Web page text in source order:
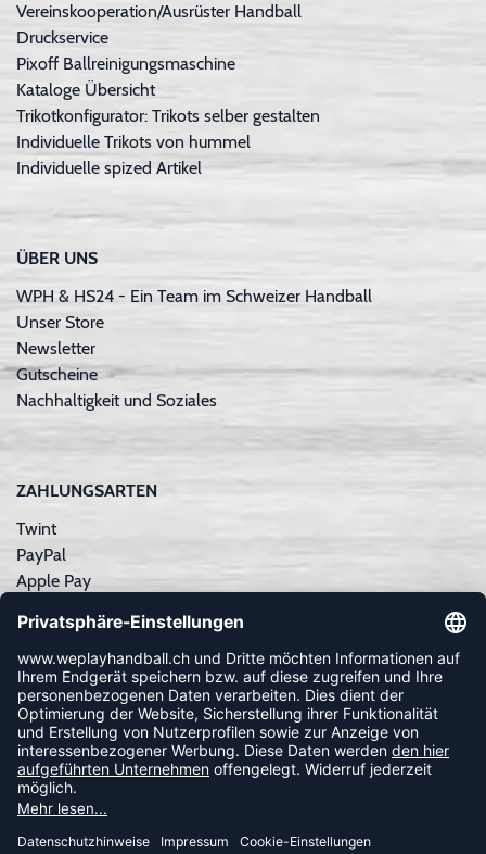
Vereinskooperation/Ausrüster Handball
Druckservice
Pixoff Ballreinigungsmaschine
Kataloge Übersicht
Trikotkonfigurator: Trikots selber gestalten
Individuelle Trikots von hummel
Individuelle spized Artikel
ÜBER UNS
WPH & HS24 - Ein Team im Schweizer Handball
Unser Store
Newsletter
Gutscheine
Nachhaltigkeit und Soziales
ZAHLUNGSARTEN
Twint
PayPal
Apple Pay
Kreditkarte
Rechnungskauf
NEWSLETTER
FOLLOW US